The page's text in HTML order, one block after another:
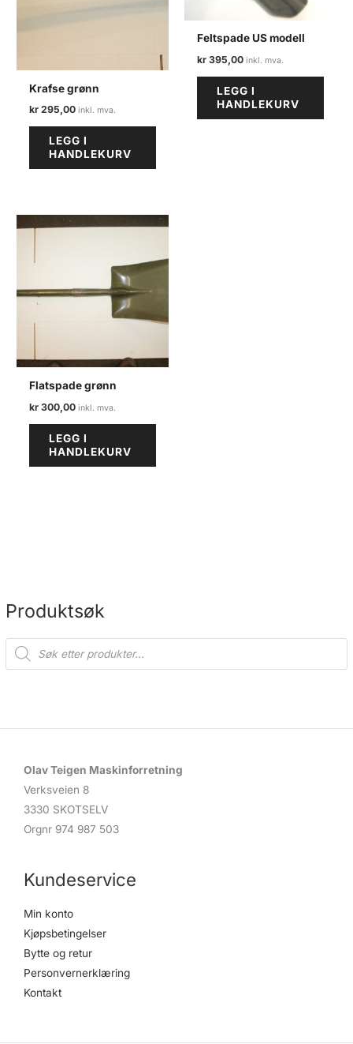
Produktsøk
P
d
Krafse grønn
kr 295,00
LEGG I
HANDLEKURV
Feltspade US modell
kr 395,00
LEGG I
HANDLEKURV
Flatspade grønn
kr 300,00
LEGG I
HANDLEKURV
Olav Teigen Maskinforretning
Verksveien 8
3330 SKOTSELV
Orgnr 974 987 503
Kundeservice
Min konto
Kjøpsbetingelser
Bytte og retur
Personvernerklæring
Kontakt